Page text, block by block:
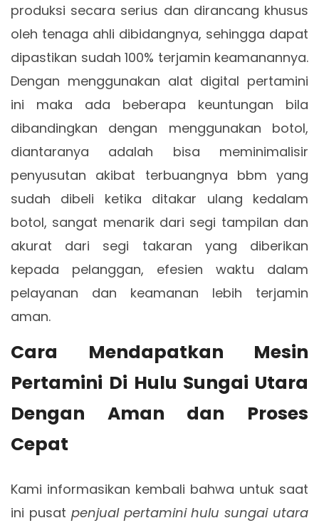
produksi secara serius dan dirancang khusus
oleh tenaga ahli dibidangnya, sehingga dapat
dipastikan sudah 100% terjamin keamanannya.
Dengan menggunakan alat digital pertamini
ini maka ada beberapa keuntungan bila
dibandingkan dengan menggunakan botol,
diantaranya adalah bisa meminimalisir
penyusutan akibat terbuangnya bbm yang
sudah dibeli ketika ditakar ulang kedalam
botol, sangat menarik dari segi tampilan dan
akurat dari segi takaran yang diberikan
kepada pelanggan, efesien waktu dalam
pelayanan dan keamanan lebih terjamin
aman.
Cara Mendapatkan Mesin
Pertamini Di Hulu Sungai Utara
Dengan Aman dan Proses
Cepat
Kami informasikan kembali bahwa untuk saat
ini pusat penjual pertamini hulu sungai utara